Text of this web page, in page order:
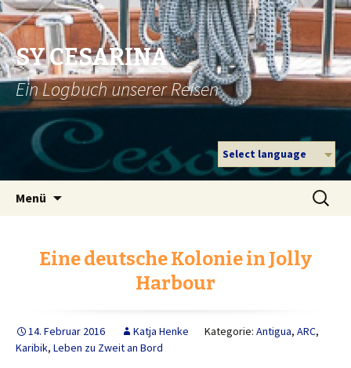
SY CESARINA
Ein Logbuch unserer Reisen
Select language
Menü
Suche
nach:
Eine deutsche Kolonie in Jolly
Harbour
14. Februar 2016 Katja Henke Kategorie: Antigua, ARC,
Karibik, Leben zu Zweit an Bord